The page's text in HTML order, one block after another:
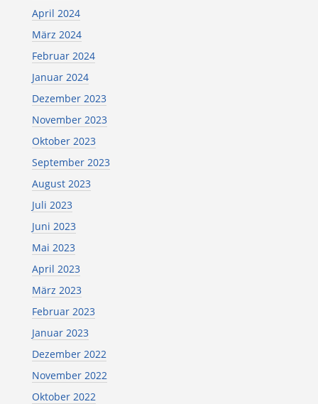
April 2024
März 2024
Februar 2024
Januar 2024
Dezember 2023
November 2023
Oktober 2023
September 2023
August 2023
Juli 2023
Juni 2023
Mai 2023
April 2023
März 2023
Februar 2023
Januar 2023
Dezember 2022
November 2022
Oktober 2022